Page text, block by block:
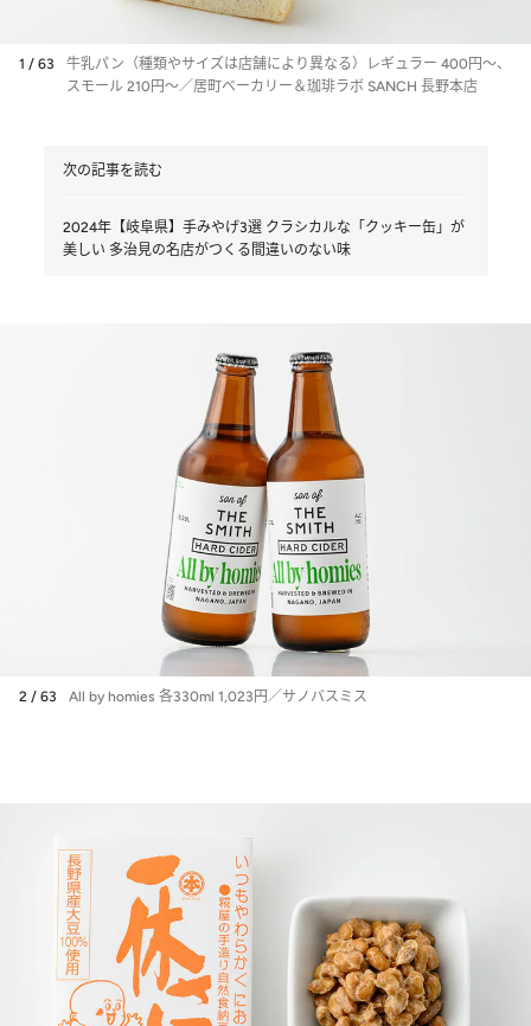
1 / 63
牛乳パン（種類やサイズは店舗により異なる）レギュラー 400円〜、
スモール 210円〜／居町ベーカリー＆珈琲ラボ SANCH 長野本店
次の記事を読む
2024年【岐阜県】手みやげ3選 クラシカルな「クッキー缶」が
美しい 多治見の名店がつくる間違いのない味
2 / 63 All by homies 各330ml 1,023円／サノバスミス